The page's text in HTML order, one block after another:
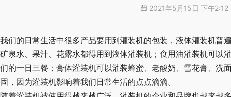
2021年5月15日 下午2:12
我们的日常生活中很多产品要用到灌装机的包装，液体灌装机普
矿泉水、果汁、花露水都得用到液体灌装机；食用油灌装机可以
们的一日三餐；膏体灌装机可以灌装蜂蜜、老酸奶、雪花膏、洗
固，因为灌装机影响着我们日常生活的点点滴滴。